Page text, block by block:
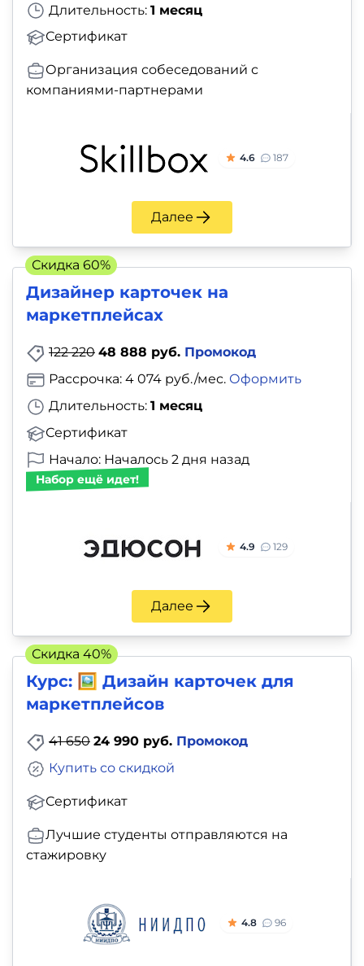
Длительность: 1 месяц
Сертификат
Организация собеседований с
компаниями-партнерами
4.6 187
Далее
Дизайнер карточек на
маркетплейсах
122 220 48 888 руб. Промокод
Длительность: 1 месяц
Сертификат
Рассрочка: 4 074 руб./мес. Оформить
Начало: Началось 2 дня назад
Набор ещё идет!
4.9 129
Далее
Скидка 60%
Курс: 🖼️ Дизайн карточек для
маркетплейсов
41 650 24 990 руб. Промокод
Сертификат
Купить со скидкой
Лучшие студенты отправляются на
стажировку
4.8 96
Скидка 40%